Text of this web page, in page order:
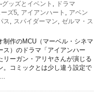
グッズとイベント
ドラマ
ーズ5 アイアンハート
アベン
ス
スパイダーマン
ゼルマ・ス
制作のMCU（マーベル・シネマ
ス）のドラマ「アイアンハー
リーガン・アリヤさんが演じる
。コミックとは少し違う設定で